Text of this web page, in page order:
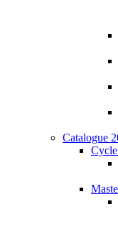
Catalogue